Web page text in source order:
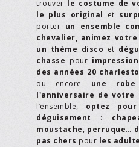
trouver le costume de
le plus original et
porter un ensemble
chevalier, animez
un thème disco et
chasse pour
des années 20
ou encore une
l'anniversaire de votre
l’ensemble, optez
déguisement :
moustache, perruque…
pas chers pour les